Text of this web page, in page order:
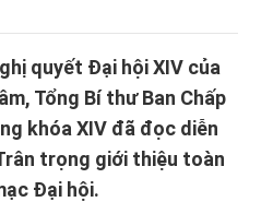
quyết Đại hội XIV của
Tổng Bí thư Ban Chấp
khóa XIV đã đọc diễn
trọng giới thiệu toàn
Đại hội.